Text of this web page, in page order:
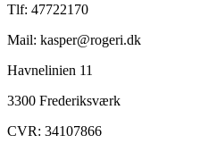
Tlf: 47722170
Mail: kasper@rogeri.dk
Havnelinien 11
3300 Frederiksværk
CVR: 34107866